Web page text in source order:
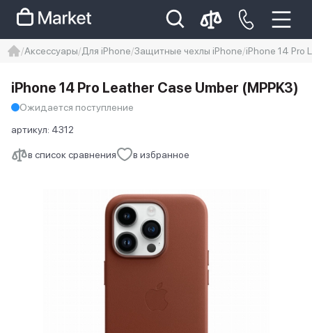
Iphone 14 pro max
айфон 14
Аксессуары Для iPhone Защитные чехлы iPhone iPhone 14 Pro
в список сравнения в избранное
iPhone 14 Pro Leather Case Umber (MPPK3)
Ожидается поступление
артикул: 4312